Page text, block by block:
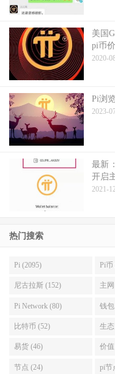
美国
pi币
2020-
Pi浏
2023-
最新
开启
2021-
热门搜索
Pi (2095) Pi币
尼古拉斯 (152) 主
Pi Network (80) 钱
比特币 (52) 生
易货 (46) 价
节点 (24) pi节